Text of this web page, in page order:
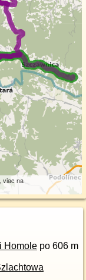
, viac na
Homole po 606 m